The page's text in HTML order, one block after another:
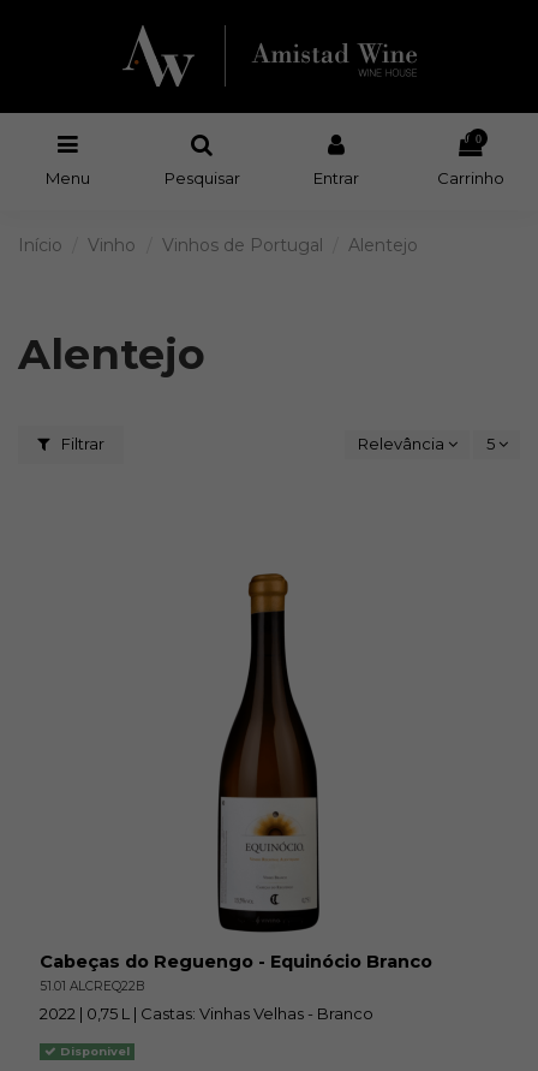
Menu Pesquisar Entrar
0
Carrinho
Início Vinho Vinhos de Portugal Alentejo
Alentejo
Filtrar Relevância 5
Cabeças do Reguengo - Equinócio Branco
51.01 ALCREQ22B
2022 | 0,75 L | Castas: Vinhas Velhas - Branco
Disponivel